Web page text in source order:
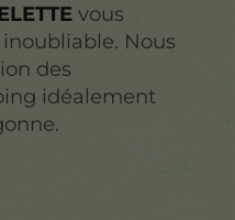
vous
Nous
des
idéalement